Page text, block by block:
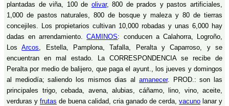
plantadas de viña, 100 de olivar, 800 de prados y pastos artificiales,
1,000 de pastos naturales, 800 de bosque y maleza y 80 de tierras
concejiles. Los propietarios cultivan 10,000 robadas y unas 6,000 hay
dadas en arrendamiento.CAMINOS: conducen a Calahorra, Logroño,
LosArcos, Estella, Pamplona, Tafalla, Peralta y Caparroso, y se
encuentran en mal estado. La CORRESPONDENCIA se recibe de
Peralta por medio de balijero, que paga el ayunt., los jueves y domingos
al mediodía; saliendo los mismos dias al amanecer. PROD.: son las
principales trigo, cebada, avena, alubias, cáñamo, lino, vino, aceite,
verduras y frutas de buena calidad, cria ganado de cerda, vacuno lanar y